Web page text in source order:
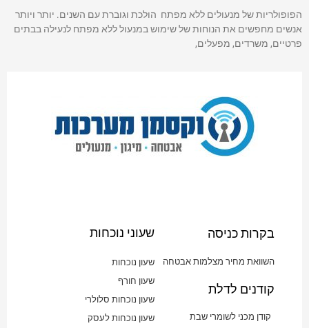
הפופולריות של מנעולים ללא מפתח הולכת וגוברת עם השנים. יותר ויותר
אנשים מחפשים את הנוחות של שימוש במנעול ללא מפתח לנעילה בבתים
פרטיים, משרדים, מפעלים,
בקרות כניסה
השוואת מחיר מצלמות אבטחה
קודנים לדלת
קודן מכני לשומרי שבת
שעוני נוכחות
שעון נוכחות
שעון חורף
שעון נוכחות סלולרי
שעון נוכחות לעסק